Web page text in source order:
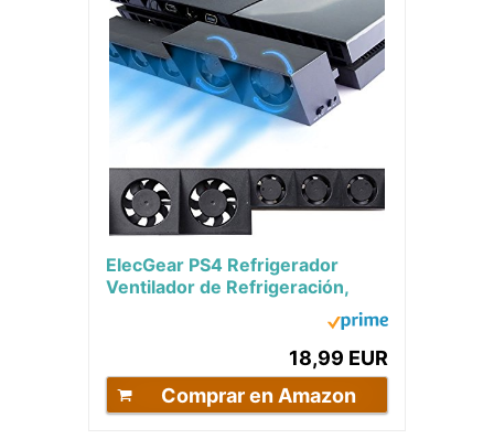
ElecGear PS4 Refrigerador
Ventilador de Refrigeración,
Control Automático del Sensor
18,99 EUR
Comprar en Amazon